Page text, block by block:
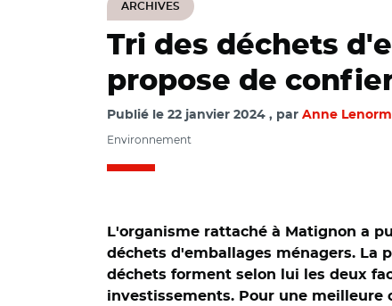
ARCHIVES
Tri des déchets
propose de
Publié le 22 janvier 2024 par Anne
Environnement
L'organisme rattaché à Matignon a
déchets d'emballages ménagers. La
déchets forment selon lui les deux
investissements. Pour une meilleure